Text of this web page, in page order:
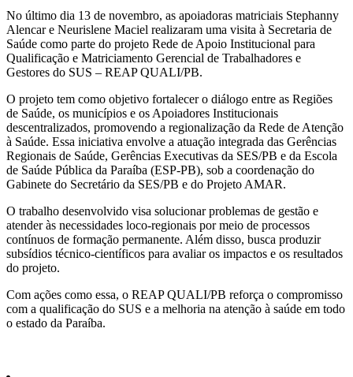
Share
No último dia 13 de novembro, as apoiadoras matriciais Stephanny
Alencar e Neurislene Maciel realizaram uma visita à Secretaria de
Saúde como parte do projeto Rede de Apoio Institucional para
Qualificação e Matriciamento Gerencial de Trabalhadores e
Gestores do SUS – REAP QUALI/PB.
O projeto tem como objetivo fortalecer o diálogo entre as Regiões
de Saúde, os municípios e os Apoiadores Institucionais
descentralizados, promovendo a regionalização da Rede de Atenção
à Saúde. Essa iniciativa envolve a atuação integrada das Gerências
Regionais de Saúde, Gerências Executivas da SES/PB e da Escola
de Saúde Pública da Paraíba (ESP-PB), sob a coordenação do
Gabinete do Secretário da SES/PB e do Projeto AMAR.
O trabalho desenvolvido visa solucionar problemas de gestão e
atender às necessidades loco-regionais por meio de processos
contínuos de formação permanente. Além disso, busca produzir
subsídios técnico-científicos para avaliar os impactos e os resultados
do projeto.
Com ações como essa, o REAP QUALI/PB reforça o compromisso
com a qualificação do SUS e a melhoria na atenção à saúde em todo
o estado da Paraíba.